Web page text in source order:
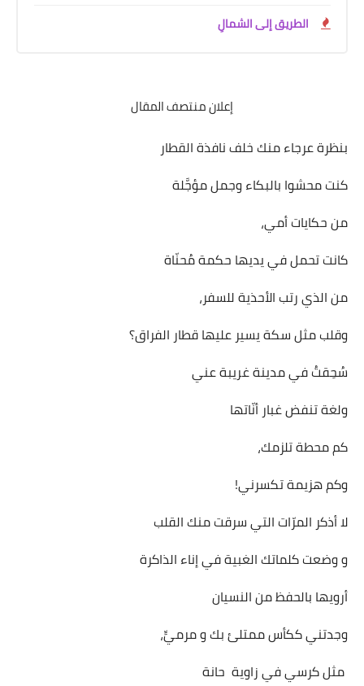
الطريق إلى الشمالِ
إعلان منتصف المقال
بنظرة عرجاء منك خلف نافذة القطار
كنت محشوا بالبكاء وجمل مؤجَّلة
من حكايات أمي،
كانت تحمل في يديها حكمة مُحنّاة
من الذي رتب الأحذية للسفر،
وقلب مثل سكة يسير عليها قطار الفراق؟
سُحِقتُ في مدينة غريبة عني
ولغة تنفض غبار أنّاتها
كم محطة تلزمك،
وكم هزيمة تكسرني!
لا أذكر المرّات التي سرقت منك القلب
و وضعت كلماتك الغبية في إناء الذاكرة
أرويها بالحفظ من النسيان
وجدتني ككأس ممتلئ بك و مرميٍّ،
مثل كرسي في زاوية حانة